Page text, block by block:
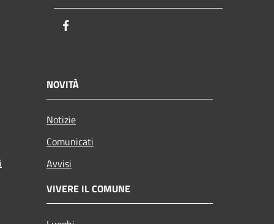
NOVITÀ
Notizie
Comunicati
Avvisi
VIVERE IL COMUNE